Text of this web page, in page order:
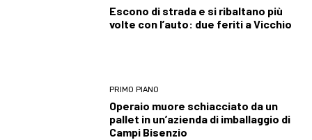
Escono di strada e si ribaltano più
volte con l’auto: due feriti a Vicchio
PRIMO PIANO
Operaio muore schiacciato da un
pallet in un’azienda di imballaggio di
Campi Bisenzio